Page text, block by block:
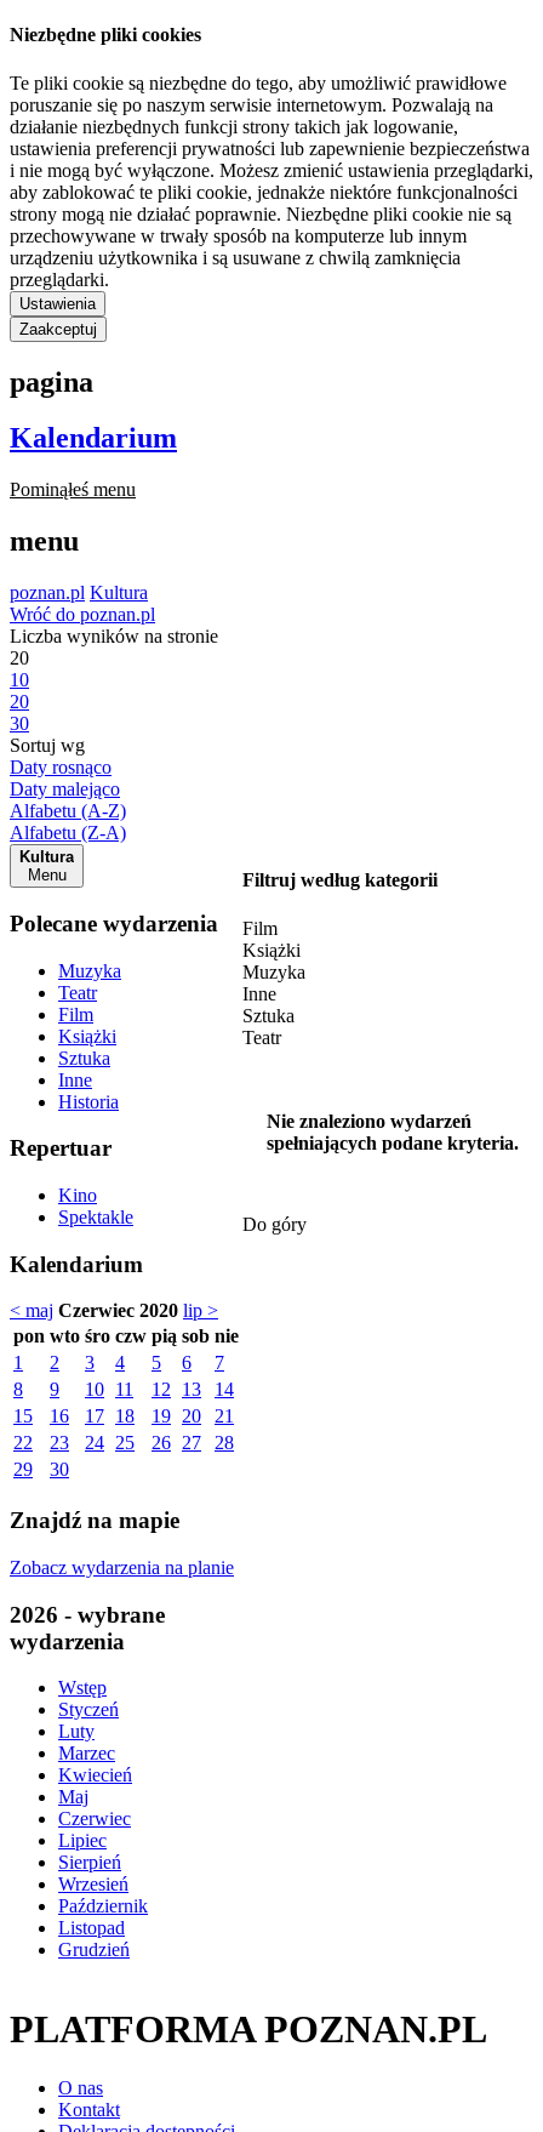
Niezbędne pliki cookies
Te pliki cookie są niezbędne do tego, aby umożliwić prawidłowe
poruszanie się po naszym serwisie internetowym. Pozwalają na
działanie niezbędnych funkcji strony takich jak logowanie,
ustawienia preferencji prywatności lub zapewnienie bezpieczeństwa
i nie mogą być wyłączone. Możesz zmienić ustawienia przeglądarki,
aby zablokować te pliki cookie, jednakże niektóre funkcjonalności
strony mogą nie działać poprawnie. Niezbędne pliki cookie nie są
przechowywane w trwały sposób na komputerze lub innym
urządzeniu użytkownika i są usuwane z chwilą zamknięcia
przeglądarki.
Ustawienia
Zaakceptuj
pagina
Kalendarium
Pominąłeś menu
menu
poznan.pl Kultura
Wróć do poznan.pl
Liczba wyników na stronie
20
10
20
30
Sortuj wg
Daty rosnąco
Daty malejąco
Alfabetu (A-Z)
Alfabetu (Z-A)
Kultura
Menu
Polecane wydarzenia
Muzyka
Teatr
Film
Książki
Sztuka
Inne
Historia
Repertuar
Kino
Spektakle
Kalendarium
< maj Czerwiec 2020 lip >
pon wto śro czw pią sob nie
1
2 3 4 5 6
7
8
9 10 11 12 13
14
15
16 17 18 19 20
21
22
23 24 25 26 27
28
29
30
Znajdź na mapie
Zobacz wydarzenia na planie
2026 - wybrane
wydarzenia
Wstęp
Styczeń
Luty
Marzec
Kwiecień
Maj
Czerwiec
Lipiec
Sierpień
Wrzesień
Październik
Listopad
Grudzień
Filtruj według kategorii
Film
Książki
Muzyka
Inne
Sztuka
Teatr
Nie znaleziono wydarzeń
spełniających podane kryteria.
Do góry
PLATFORMA POZNAN.PL
O nas
Kontakt